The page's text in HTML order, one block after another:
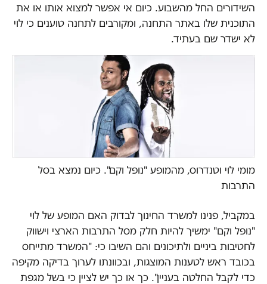
השידורים החל מהשבוע. כיום אי אפשר למצוא אותו או את
התוכנית שלו באתר התחנה, ומקורבים לתחנה טוענים כי לוי
לא ישדר שם בעתיד.
מומי לוי וטנדרוס, מהמופע "נופל וקם". כיום נמצא בסל
התרבות
במקביל, פנינו למשרד החינוך לבדוק האם המופע של לוי
"נופל וקם" ימשיך להיות חלק מסל התרבות הארצי וישווק
לחטיבות ביניים ולתיכונים והם השיבו כי: "המשרד מתייחס
בכובד ראש לטענות המוצגות, ובכוונתו לערוך בדיקה מקיפה
כדי לקבל החלטה בעניין". כך או כך יש לציין כי בשל מגפת